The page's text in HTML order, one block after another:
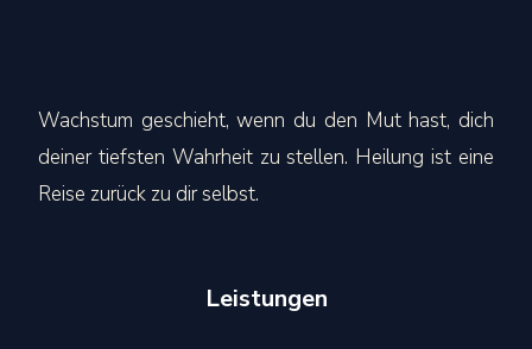
Wachstum geschieht, wenn du den Mut hast, dich
deiner tiefsten Wahrheit zu stellen. Heilung ist eine
Reise zurück zu dir selbst.
Leistungen